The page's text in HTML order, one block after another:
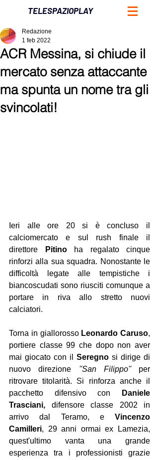
TELESPAZIOPLAY
ACR Messina, si chiude il
mercato senza attaccante
ma spunta un nome tra gli
svincolati!
Redazione
1 feb 2022
Ieri alle ore 20 si è concluso il
calciomercato e sul rush finale il
direttore
Pitino
ha regalato cinque
rinforzi alla sua squadra. Nonostante le
difficoltà legate alle tempistiche i
biancoscudati sono riusciti comunque a
portare in riva allo stretto nuovi
calciatori.
Torna in giallorosso Leonardo Caruso,
portiere classe 99 che dopo non aver
mai giocato con il Seregno si dirige di
nuovo direzione ''San Filippo'' per
ritrovare titolarità. Si rinforza anche il
pacchetto difensivo con
Daniele
Trasciani, difensore classe 2002 in
arrivo dal Teramo, e Vincenzo
Camilleri, 29 anni ormai ex Lamezia,
quest'ultimo vanta una grande
esperienza tra i professionisti grazie